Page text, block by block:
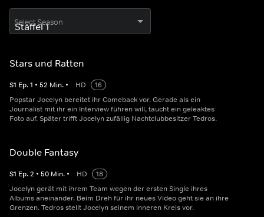
Select Season
Stars und Ratten
S1 Ep.1 • 52 Min. • HD
16
Popstar Jocelyn bereitet ihr Comeback vor. Gerade als ein
Journalist mit ihr ein Interview führen will, taucht ein geleaktes
Foto auf. Später trifft Jocelyn zufällig Nachtclubbesitzer Tedros.
Double Fantasy
S1 Ep.2 • 50 Min. • HD
18
Jocelyn gerät mit ihrem Team wegen der ersten Single ihres
Albums aneinander. Beim Dreh für ihr neues Video geht sie an ihre
Grenzen. Tedros stellt Jocelyn seinem inneren Kreis vor.